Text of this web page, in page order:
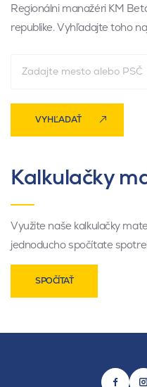
Regionálni manažéri KM
republike. Vyhľadajte toho
VYHĽADAŤ
Kalkulačky
Využite naše kalkulačky
jednoducho spočítate
SPOČÍTAŤ